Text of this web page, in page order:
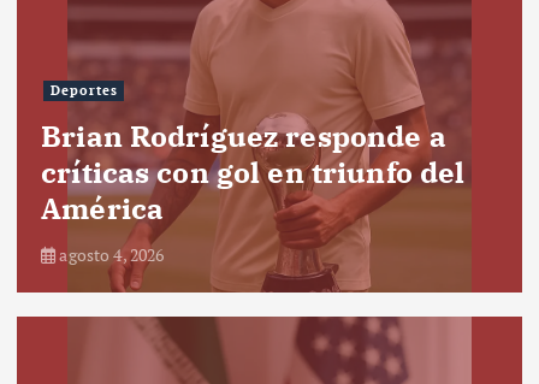
Deportes
Brian Rodríguez responde a
críticas con gol en triunfo del
América
agosto 4, 2026